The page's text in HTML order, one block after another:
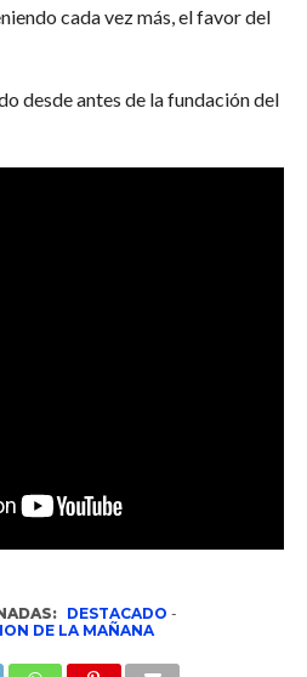
cada vez más, el favor del
desde antes de la fundación del
DESTACADO -
DE LA MAÑANA